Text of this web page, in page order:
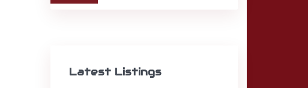
Latest Listings